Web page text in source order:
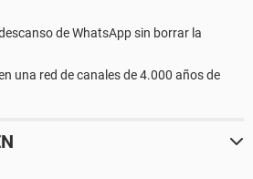
de WhatsApp sin borrar la
una red de canales de 4.000 años de